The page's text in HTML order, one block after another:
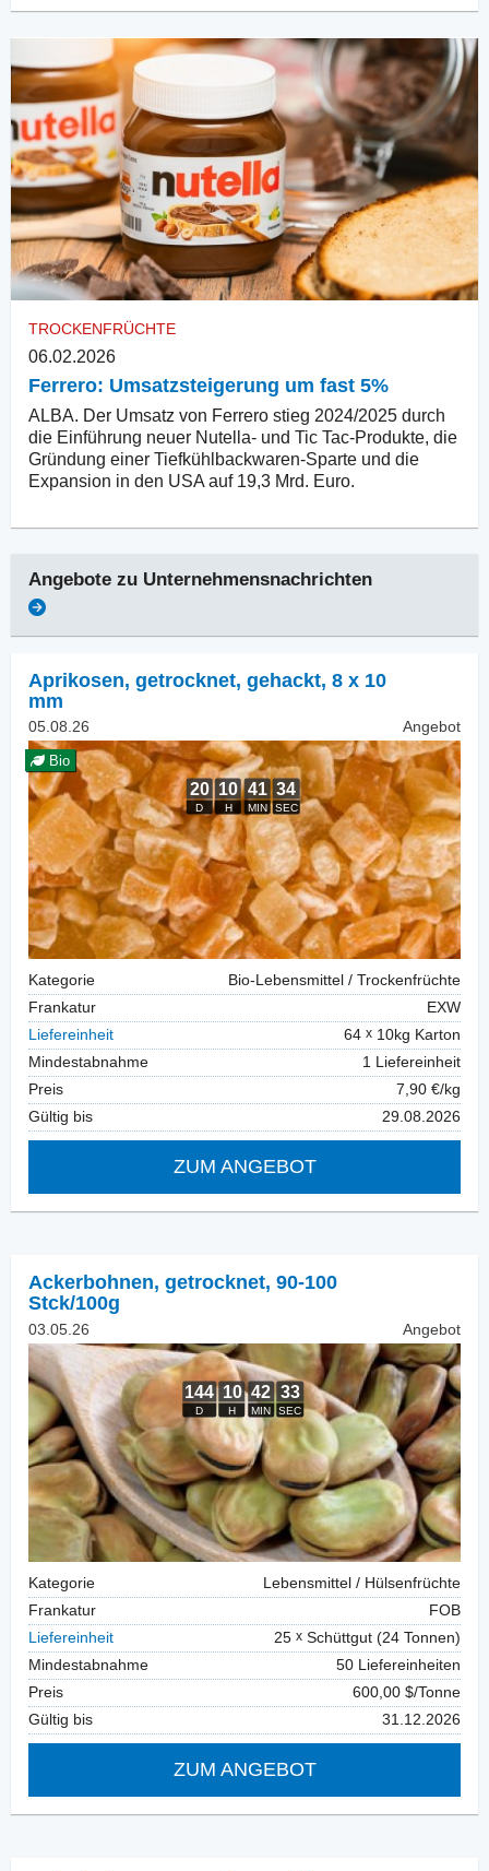
TROCKENFRÜCHTE
06.02.2026
Ferrero: Umsatzsteigerung um fast 5%
ALBA. Der Umsatz von Ferrero stieg 2024/2025 durch
die Einführung neuer Nutella- und Tic Tac-Produkte, die
Gründung einer Tiefkühlbackwaren-Sparte und die
Expansion in den USA auf 19,3 Mrd. Euro.
Angebote zu Unternehmensnachrichten
Aprikosen, getrocknet, gehackt, 8 x 10
mm
05.08.26 Angebot
Bio
Kategorie
Bio-Lebensmittel / Trockenfrüchte
Frankatur
EXW
Liefereinheit
64
10kg Karton
Mindestabnahme
1 Liefereinheit
Preis
7,90 €/kg
Gültig bis
29.08.2026
ZUM ANGEBOT
Ackerbohnen, getrocknet, 90-100
Stck/100g
03.05.26 Angebot
Kategorie
Lebensmittel / Hülsenfrüchte
Frankatur
FOB
Liefereinheit
25
Schüttgut (24 Tonnen)
Mindestabnahme
50 Liefereinheiten
Preis
600,00 $/Tonne
Gültig bis
31.12.2026
ZUM ANGEBOT